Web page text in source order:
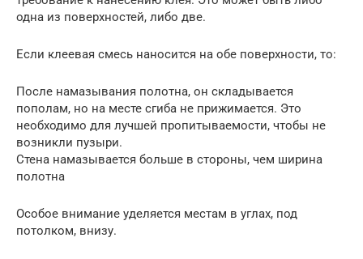
одна из поверхностей, либо две.
Если клеевая смесь наносится на обе поверхности, то:
После намазывания полотна, он складывается
пополам, но на месте сгиба не прижимается. Это
необходимо для лучшей пропитываемости, чтобы не
возникли пузыри.
Стена намазывается больше в стороны, чем ширина
полотна
Особое внимание уделяется местам в углах, под
потолком, внизу.